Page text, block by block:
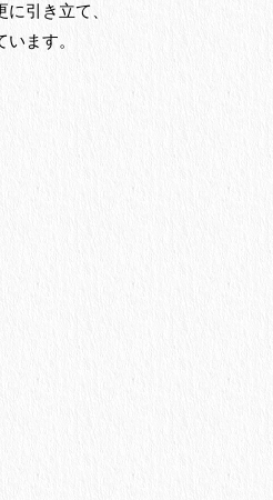
引き立て、
ます。